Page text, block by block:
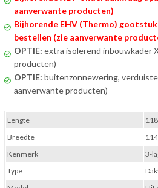
aanverwante producten)
Bijhorende EHV (Thermo)
bestellen (zie aanverwante
OPTIE: extra isolerend inbouwkader
producten)
OPTIE: buitenzonnewering,
aanverwante producten)
Lengte
Breedte
Kenmerk
3-
Type